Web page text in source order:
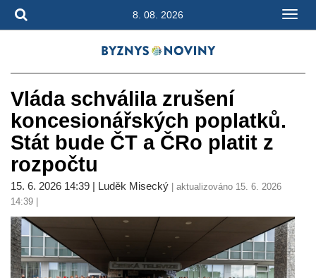
8. 08. 2026
Vláda schválila zrušení
koncesionářských poplatků.
Stát bude ČT a ČRo platit z
rozpočtu
15. 6. 2026 14:39 | Luděk Misecký | aktualizováno 15. 6. 2026
14:39 |